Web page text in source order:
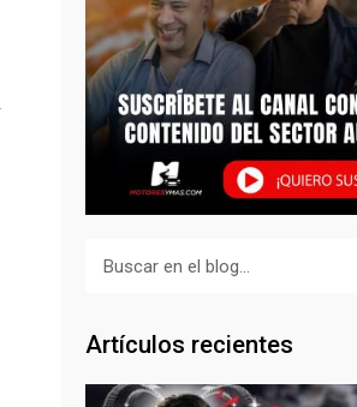
Artículos recientes